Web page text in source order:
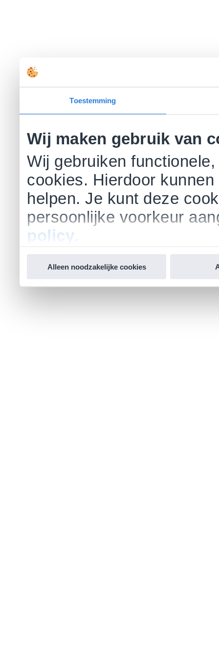
Toestemming
Wij maken gebruik van
Wij gebruiken
cookies. Hierdoor
helpen. Je kunt deze
persoonlijke voorkeur
policy
Alleen noodzakelijke cookies